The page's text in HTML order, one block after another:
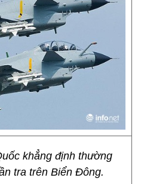
khẳng định thường
tra trên Biển Đông.